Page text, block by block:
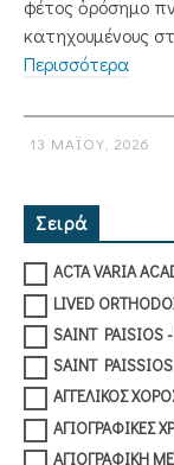
φέτος ὁρόσημο
κατηχουμένους
Περισσότερα
13 ΜΑΪ́ΟΥ, 2026
Σειρά
ACTA VARIA
LIVED
SAINT PAISIOS -
SAINT
ΑΓΓΕΛΙΚΟΣ
ΑΓΙΟΓΡΑΦΙΚΕΣ
ΑΓΙΟΓΡΑΦΙΚΗ